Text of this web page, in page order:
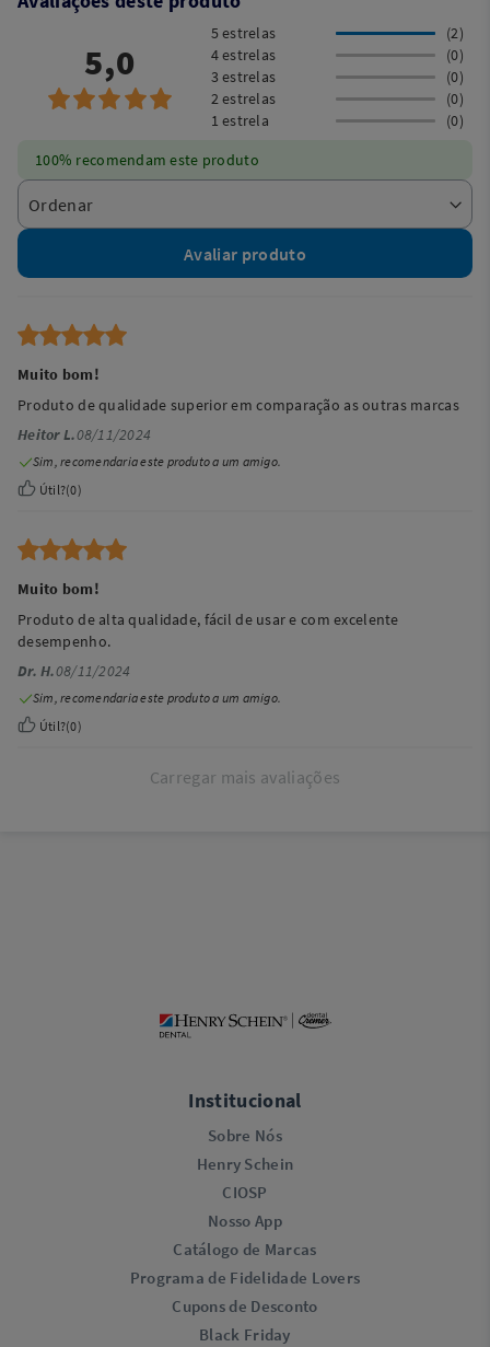
5,0
5 estrelas
(2)
4 estrelas
(0)
3 estrelas
(0)
2 estrelas
(0)
1 estrela
(0)
100% recomendam este produto
Avaliar produto
Muito bom!
Produto de qualidade superior em comparação as outras marcas
Heitor L.08/11/2024
Sim, recomendaria este produto a um amigo.
Útil?(0)
Muito bom!
Produto de alta qualidade, fácil de usar e com excelente
desempenho.
Dr. H.08/11/2024
Sim, recomendaria este produto a um amigo.
Útil?(0)
Carregar mais avaliações
Institucional
Sobre Nós
Henry Schein
CIOSP
Nosso App
Catálogo de Marcas
Programa de Fidelidade Lovers​
Cupons de Desconto
Black Friday